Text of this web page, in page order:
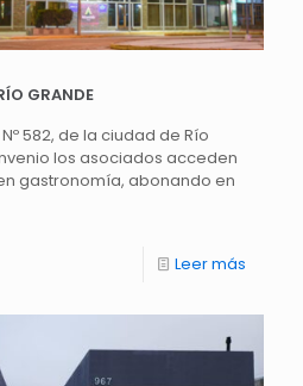
GRANDE
582, de la ciudad de Río
los asociados acceden
gastronomía, abonando en
Leer más